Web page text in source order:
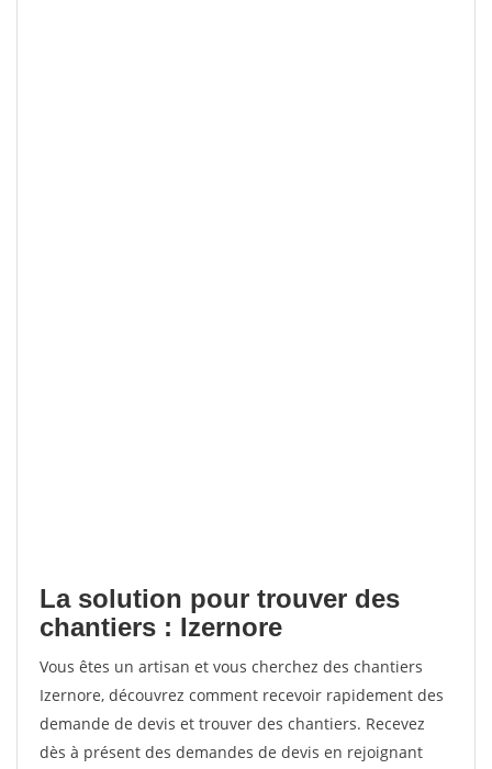
La solution pour trouver des
chantiers : Izernore
Vous êtes un artisan et vous cherchez des chantiers
Izernore, découvrez comment recevoir rapidement des
demande de devis et trouver des chantiers. Recevez
dès à présent des demandes de devis en rejoignant